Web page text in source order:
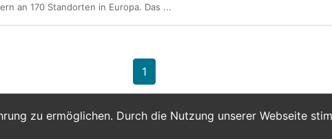
zu ermöglichen. Durch die Nutzung unserer Webseite
an 170 Standorten in Europa. Das ...
1